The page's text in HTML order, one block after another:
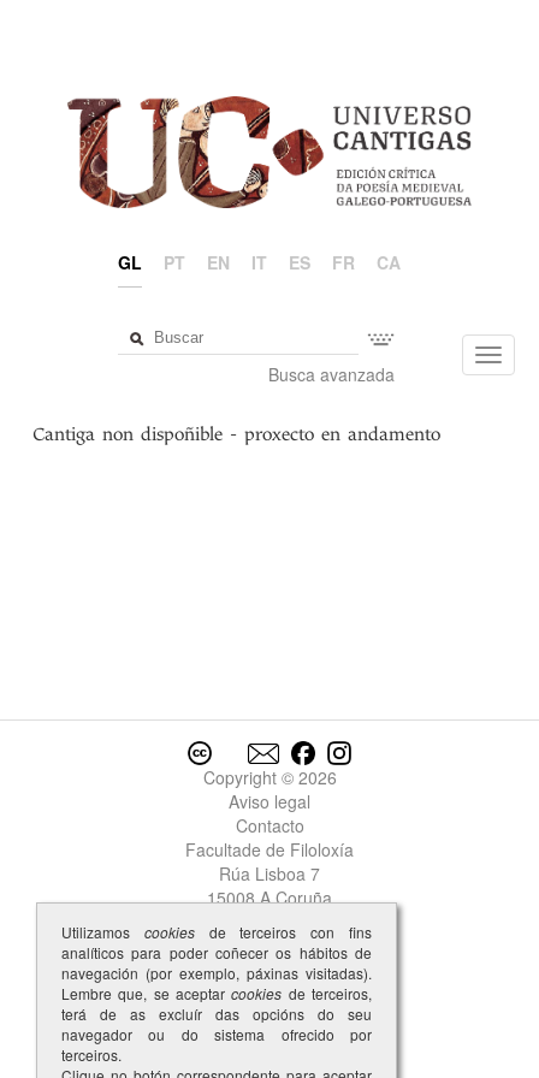
GL PT EN IT ES FR CA
Busca avanzada
Cantiga non dispoñible - proxecto en andamento
Copyright © 2026
Aviso legal
Contacto
Facultade de Filoloxía
Rúa Lisboa 7
15008 A Coruña
Utilizamos cookiesde terceiros con fins
analíticos para poder coñecer os hábitos de
navegación (por exemplo, páxinas visitadas).
Lembre que, se aceptarcookies de terceiros,
terá de as excluír das opcións do seu
navegador ou do sistema ofrecido por
terceiros.